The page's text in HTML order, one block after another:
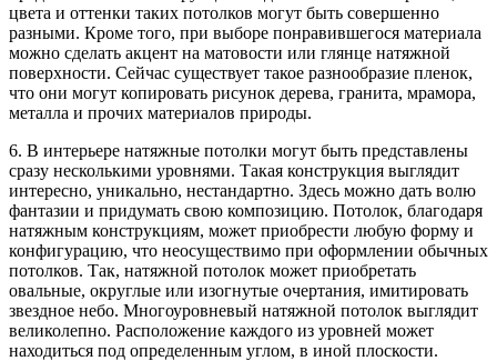
цвета и оттенки таких потолков могут быть совершенно
разными. Кроме того, при выборе понравившегося материала
можно сделать акцент на матовости или глянце натяжной
поверхности. Сейчас существует такое разнообразие пленок,
что они могут копировать рисунок дерева, гранита, мрамора,
металла и прочих материалов природы.
6. В интерьере натяжные потолки могут быть представлены
сразу несколькими уровнями. Такая конструкция выглядит
интересно, уникально, нестандартно. Здесь можно дать волю
фантазии и придумать свою композицию. Потолок, благодаря
натяжным конструкциям, может приобрести любую форму и
конфигурацию, что неосуществимо при оформлении обычных
потолков. Так, натяжной потолок может приобретать
овальные, округлые или изогнутые очертания, имитировать
звездное небо. Многоуровневый натяжной потолок выглядит
великолепно. Расположение каждого из уровней может
находиться под определенным углом, в иной плоскости.